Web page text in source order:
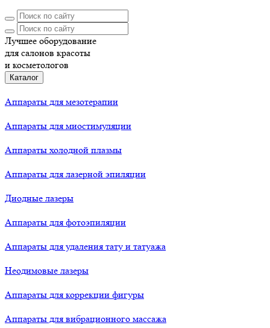
Лучшее оборудование
для салонов красоты
и косметологов
Каталог
Аппараты для мезотерапии
Аппараты для миостимуляции
Аппараты холодной плазмы
Аппараты для лазерной эпиляции
Диодные лазеры
Аппараты для фотоэпиляции
Аппараты для удаления тату и татуажа
Неодимовые лазеры
Аппараты для коррекции фигуры
Аппараты для вибрационного массажа